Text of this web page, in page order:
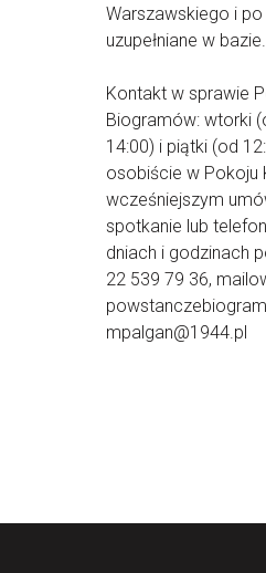
Warszawskiego i
uzupełniane w bazie.
Kontakt w sprawie
Biogramów: wtorki
14:00) i piątki (od
osobiście w Pokoju
wcześniejszym
spotkanie lub
dniach i godzinach
22 539 79 36,
mpalgan@1944.pl